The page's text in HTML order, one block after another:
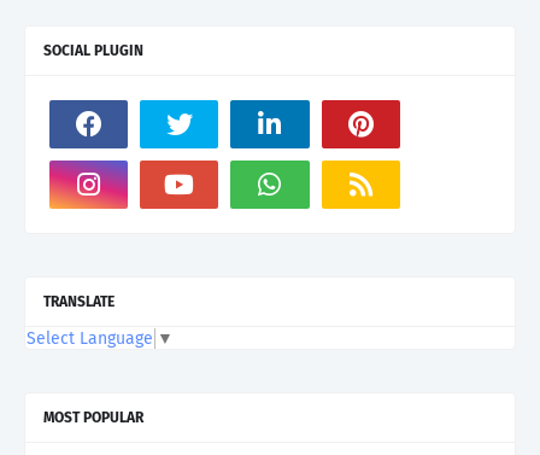
SOCIAL PLUGIN
TRANSLATE
Select Language ▼
MOST POPULAR